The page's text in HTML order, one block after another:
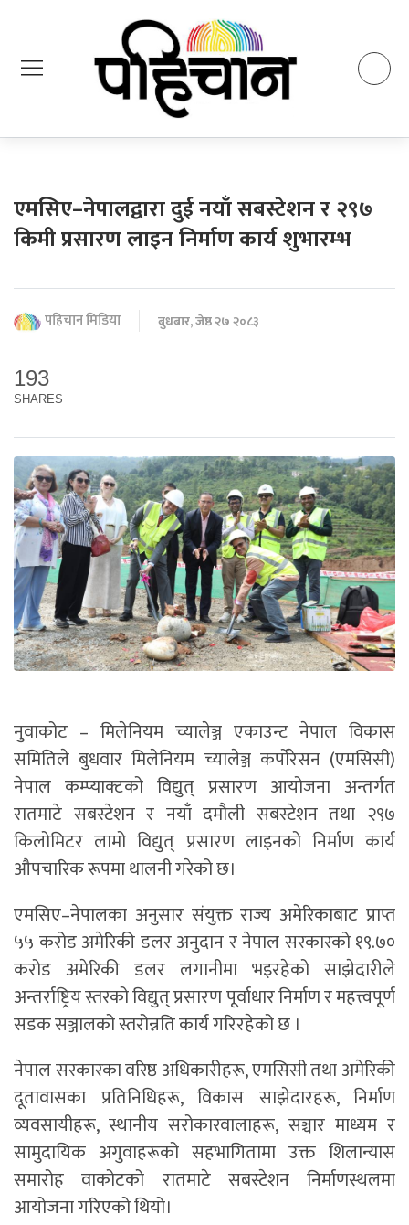
एमसिए–नेपालद्वारा दुई नयाँ सबस्टेशन र २९७
किमी प्रसारण लाइन निर्माण कार्य शुभारम्भ
पहिचान मिडिया बुधबार, जेष्ठ २७ २०८३
193
SHARES
नुवाकोट – मिलेनियम च्यालेञ्ज एकाउन्ट नेपाल विकास
समितिले बुधवार मिलेनियम च्यालेञ्ज कर्पोरेसन (एमसिसी)
नेपाल कम्प्याक्टको विद्युत् प्रसारण आयोजना अन्तर्गत
रातमाटे सबस्टेशन र नयाँ दमौली सबस्टेशन तथा २९७
किलोमिटर लामो विद्युत् प्रसारण लाइनको निर्माण कार्य
औपचारिक रूपमा थालनी गरेको छ।
एमसिए–नेपालका अनुसार संयुक्त राज्य अमेरिकाबाट प्राप्त
५५ करोड अमेरिकी डलर अनुदान र नेपाल सरकारको १९.७०
करोड अमेरिकी डलर लगानीमा भइरहेको साझेदारीले
अन्तर्राष्ट्रिय स्तरको विद्युत् प्रसारण पूर्वाधार निर्माण र महत्त्वपूर्ण
सडक सञ्जालको स्तरोन्नति कार्य गरिरहेको छ ।
नेपाल सरकारका वरिष्ठ अधिकारीहरू, एमसिसी तथा अमेरिकी
दूतावासका प्रतिनिधिहरू, विकास साझेदारहरू, निर्माण
व्यवसायीहरू, स्थानीय सरोकारवालाहरू, सञ्चार माध्यम र
सामुदायिक अगुवाहरूको सहभागितामा उक्त शिलान्यास
समारोह वाकोटको रातमाटे सबस्टेशन निर्माणस्थलमा
आयोजना गरिएको थियो।